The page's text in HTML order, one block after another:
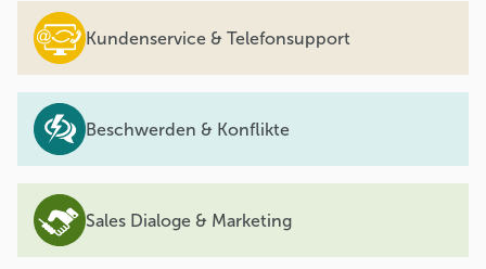
Kundenservice & Telefonsupport
Beschwerden & Konflikte
Sales Dialoge & Marketing